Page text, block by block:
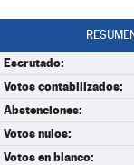
Escrutado:
Votos contabilizados:
Abstenciones:
Votos nulos:
Votos en blanco: